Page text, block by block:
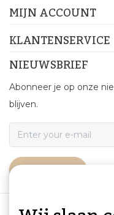
MIJN ACCOUNT
KLANTENSERVICE
NIEUWSBRIEF
Abonneer je op onze
blijven.